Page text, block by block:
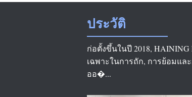
ประวัติ
ก่อตั้งขึ้นในปี 2018,
เฉพาะในการถัก, การย้อมแล
ออ�...